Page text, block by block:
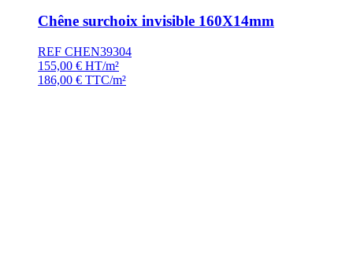
Chêne surchoix invisible 160X14mm
REF CHEN39304
155,00 € HT/m²
186,00 € TTC/m²